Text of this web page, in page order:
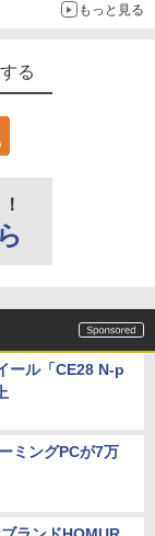
もっと見る
る
ール「CE28 N-p
ミングPCが7万